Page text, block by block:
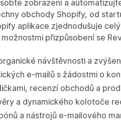
zobrazení a
obchody Shopify, od
aplikace zjednodušuje
přizpůsobení se
návštěvnosti a
e-mailů s žádostmi o
recenzí obchodů a
a dynamického kolotoče
a nástrojů e-mailového